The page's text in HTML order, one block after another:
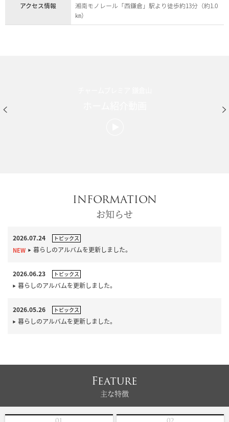
アクセス情報
湘南モノレール「西鎌倉」駅より徒歩約13分（約1.0
㎞）
INFORMATION
お知らせ
2026.07.24 トピックス
暮らしのアルバムを更新しました。
2026.06.23 トピックス
暮らしのアルバムを更新しました。
2026.05.26 トピックス
暮らしのアルバムを更新しました。
Feature
主な特徴